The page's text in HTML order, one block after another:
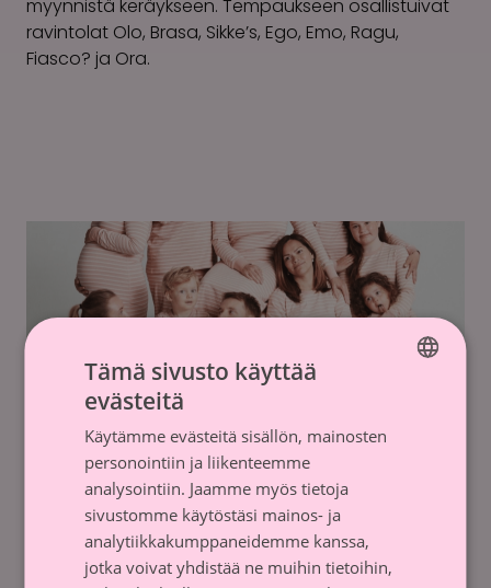
myynnistä keräykseen. Tempaukseen osallistuivat
ravintolat Olo, Brasa, Sikke’s, Ego, Emo, Ragu,
Fiasco? ja Ora.
Polarn O. Pyret järjesti
tuotemyyntitempauksen Roosa nauha -
SWEDISH
Tämä sivusto käyttää
evästeitä
Käytämme evästeitä sisällön, mainosten
personointiin ja liikenteemme
analysointiin. Jaamme myös tietoja
sivustomme käytöstäsi mainos- ja
analytiikkakumppaneidemme kanssa,
jotka voivat yhdistää ne muihin tietoihin,